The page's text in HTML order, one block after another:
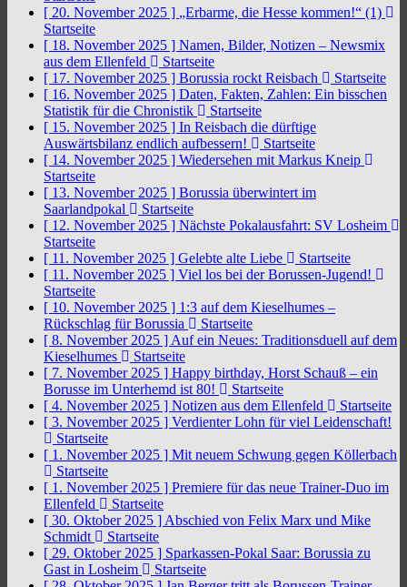
[ 20. November 2025 ] „Erbarme, die Hesse kommen!“ (1)
Startseite
[ 18. November 2025 ] Namen, Bilder, Notizen – Newsmix
aus dem Ellenfeld
Startseite
[ 17. November 2025 ] Borussia rockt Reisbach
Startseite
[ 16. November 2025 ] Daten, Fakten, Zahlen: Ein bisschen
Statistik für die Chronistik
Startseite
[ 15. November 2025 ] In Reisbach die dürftige
Auswärtsbilanz endlich aufbessern!
Startseite
[ 14. November 2025 ] Wiedersehen mit Markus Kneip
Startseite
[ 13. November 2025 ] Borussia überwintert im
Saarlandpokal
Startseite
[ 12. November 2025 ] Nächste Pokalausfahrt: SV Losheim
Startseite
[ 11. November 2025 ] Gelebte alte Liebe
Startseite
[ 11. November 2025 ] Viel los bei der Borussen-Jugend!
Startseite
[ 10. November 2025 ] 1:3 auf dem Kieselhumes –
Rückschlag für Borussia
Startseite
[ 8. November 2025 ] Auf ein Neues: Traditionsduell auf dem
Kieselhumes
Startseite
[ 7. November 2025 ] Happy birthday, Horst Schauß – ein
Borusse im Unterhemd ist 80!
Startseite
[ 4. November 2025 ] Notizen aus dem Ellenfeld
Startseite
[ 3. November 2025 ] Verdienter Lohn für viel Leidenschaft!
Startseite
[ 1. November 2025 ] Mit neuem Schwung gegen Köllerbach
Startseite
[ 1. November 2025 ] Premiere für das neue Trainer-Duo im
Ellenfeld
Startseite
[ 30. Oktober 2025 ] Abschied von Felix Marx und Mike
Schmidt
Startseite
[ 29. Oktober 2025 ] Sparkassen-Pokal Saar: Borussia zu
Gast in Losheim
Startseite